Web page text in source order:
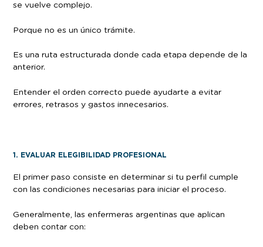
se vuelve complejo.
Porque no es un único trámite.
Es una ruta estructurada donde cada etapa depende de la
anterior.
Entender el orden correcto puede ayudarte a evitar
errores, retrasos y gastos innecesarios.
1. EVALUAR ELEGIBILIDAD PROFESIONAL
El primer paso consiste en determinar si tu perfil cumple
con las condiciones necesarias para iniciar el proceso.
Generalmente, las enfermeras argentinas que aplican
deben contar con: